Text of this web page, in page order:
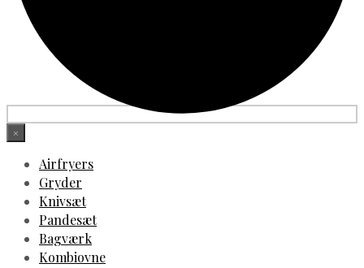
×
Airfryers
Gryder
Knivsæt
Pandesæt
Bagværk
Kombiovne